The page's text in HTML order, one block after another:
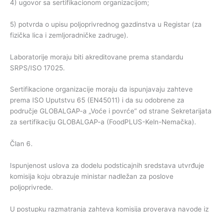
4) ugovor sa sertifikacionom organizacijom;
5) potvrda o upisu poljoprivrednog gazdinstva u Registar (za
fizička lica i zemljoradničke zadruge).
Laboratorije moraju biti akreditovane prema standardu
SRPS/ISO 17025.
Sertifikacione organizacije moraju da ispunjavaju zahteve
prema ISO Uputstvu 65 (EN45011) i da su odobrene za
područje GLOBALGAP-a „Voće i povrće” od strane Sekretarijata
za sertifikaciju GLOBALGAP-a (FoodPLUS-Keln-Nemačka).
Član 6.
Ispunjenost uslova za dodelu podsticajnih sredstava utvrđuje
komisija koju obrazuje ministar nadležan za poslove
poljoprivrede.
U postupku razmatranja zahteva komisija proverava navode iz